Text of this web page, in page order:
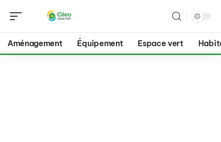
Aménagement Équipement Espace vert